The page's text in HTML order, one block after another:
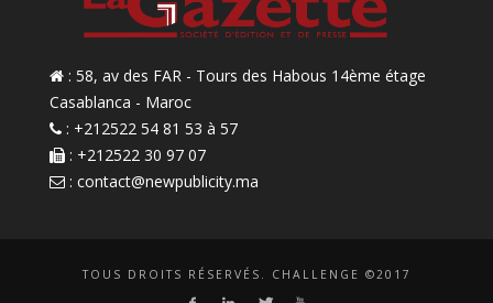
: 58, av des FAR - Tours des Habous 14ème étage
Casablanca - Maroc
: +212522 54 81 53 à 57
: +212522 30 97 07
: contact@newpublicity.ma
TOUS DROITS RÉSERVÉS. CHALLENGE ©2017